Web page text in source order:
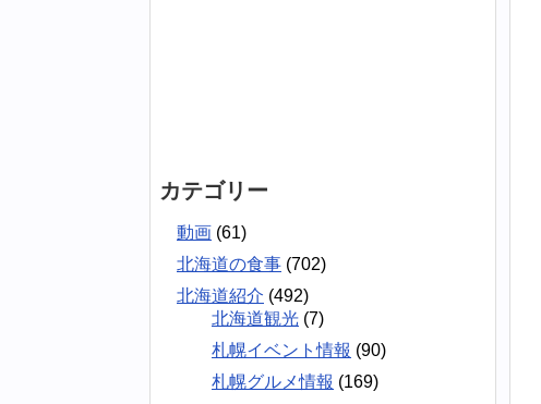
カテゴリー
動画 (61)
北海道の食事 (702)
北海道紹介 (492)
北海道観光 (7)
札幌イベント情報 (90)
札幌グルメ情報 (169)